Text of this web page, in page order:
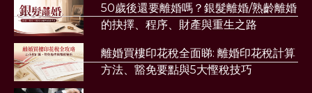
50歲後還要離婚嗎？銀髮離婚/熟齡離婚
的抉擇、程序、財產與重生之路
離婚買樓印花稅全面睇: 離婚印花稅計算
方法、豁免要點與5大慳稅技巧